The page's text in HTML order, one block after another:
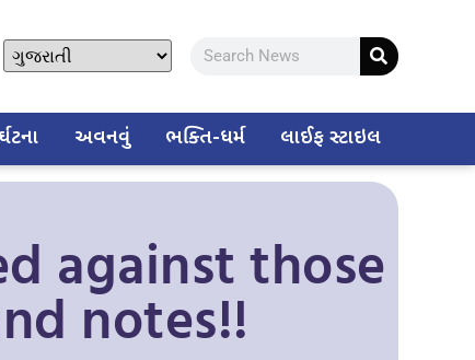
અવનવું ભક્તિ-ધર્મ લાઈફ સ્ટાઇલ
against those
notes!!